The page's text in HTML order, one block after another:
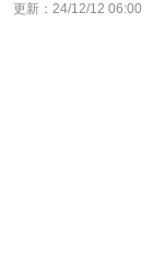
更新： 24/12/12 06:00